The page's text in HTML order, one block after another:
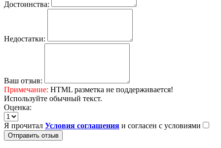
Достоинства:
Недостатки:
Ваш отзыв:
Примечание: HTML разметка не поддерживается!
Используйте обычный текст.
Оценка:
Я прочитал Условия соглашения и согласен с условиями
Отправить отзыв